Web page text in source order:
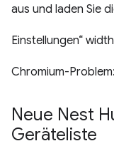
aus und laden Sie
Einstellungen“
Chromium-Problem:
Neue Nest
Geräteliste